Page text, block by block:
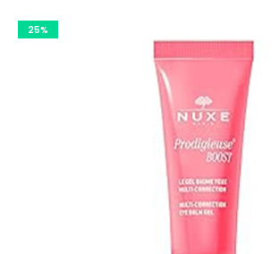
25%